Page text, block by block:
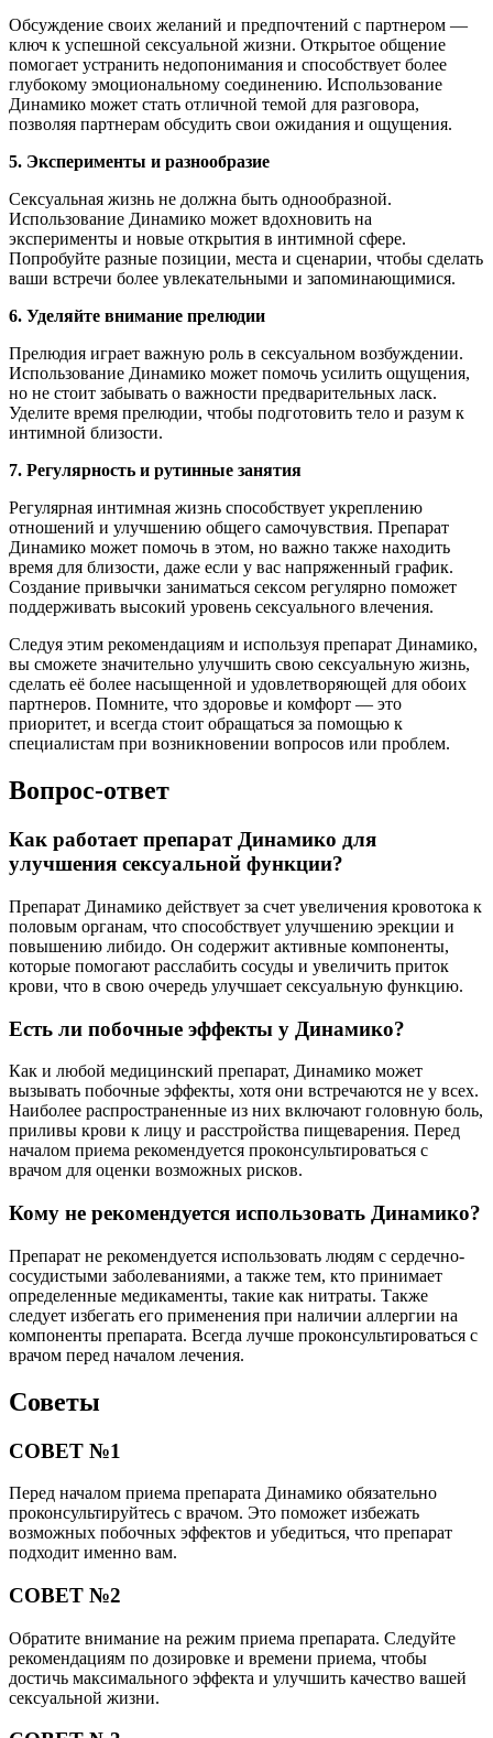
Обсуждение своих желаний и предпочтений с партнером —
ключ к успешной сексуальной жизни. Открытое общение
помогает устранить недопонимания и способствует более
глубокому эмоциональному соединению. Использование
Динамико может стать отличной темой для разговора,
позволяя партнерам обсудить свои ожидания и ощущения.
5. Эксперименты и разнообразие
Сексуальная жизнь не должна быть однообразной.
Использование Динамико может вдохновить на
эксперименты и новые открытия в интимной сфере.
Попробуйте разные позиции, места и сценарии, чтобы сделать
ваши встречи более увлекательными и запоминающимися.
6. Уделяйте внимание прелюдии
Прелюдия играет важную роль в сексуальном возбуждении.
Использование Динамико может помочь усилить ощущения,
но не стоит забывать о важности предварительных ласк.
Уделите время прелюдии, чтобы подготовить тело и разум к
интимной близости.
7. Регулярность и рутинные занятия
Регулярная интимная жизнь способствует укреплению
отношений и улучшению общего самочувствия. Препарат
Динамико может помочь в этом, но важно также находить
время для близости, даже если у вас напряженный график.
Создание привычки заниматься сексом регулярно поможет
поддерживать высокий уровень сексуального влечения.
Следуя этим рекомендациям и используя препарат Динамико,
вы сможете значительно улучшить свою сексуальную жизнь,
сделать её более насыщенной и удовлетворяющей для обоих
партнеров. Помните, что здоровье и комфорт — это
приоритет, и всегда стоит обращаться за помощью к
специалистам при возникновении вопросов или проблем.
Вопрос-ответ
Как работает препарат Динамико для
улучшения сексуальной функции?
Препарат Динамико действует за счет увеличения кровотока к
половым органам, что способствует улучшению эрекции и
повышению либидо. Он содержит активные компоненты,
которые помогают расслабить сосуды и увеличить приток
крови, что в свою очередь улучшает сексуальную функцию.
Есть ли побочные эффекты у Динамико?
Как и любой медицинский препарат, Динамико может
вызывать побочные эффекты, хотя они встречаются не у всех.
Наиболее распространенные из них включают головную боль,
приливы крови к лицу и расстройства пищеварения. Перед
началом приема рекомендуется проконсультироваться с
врачом для оценки возможных рисков.
Кому не рекомендуется использовать Динамико?
Препарат не рекомендуется использовать людям с сердечно-
сосудистыми заболеваниями, а также тем, кто принимает
определенные медикаменты, такие как нитраты. Также
следует избегать его применения при наличии аллергии на
компоненты препарата. Всегда лучше проконсультироваться с
врачом перед началом лечения.
Советы
СОВЕТ №1
Перед началом приема препарата Динамико обязательно
проконсультируйтесь с врачом. Это поможет избежать
возможных побочных эффектов и убедиться, что препарат
подходит именно вам.
СОВЕТ №2
Обратите внимание на режим приема препарата. Следуйте
рекомендациям по дозировке и времени приема, чтобы
достичь максимального эффекта и улучшить качество вашей
сексуальной жизни.